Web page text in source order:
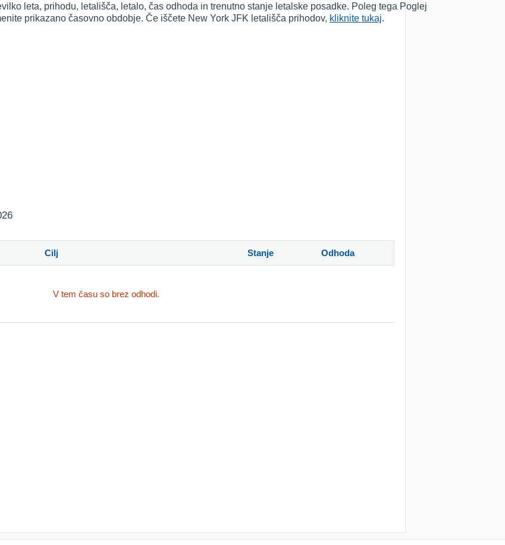
leta, prihodu, letališča, letalo, čas odhoda in trenutno stanje letalske posadke. Poleg tega Poglej
prikazano časovno obdobje. Če iščete New York JFK letališča prihodov, kliknite tukaj.
Cilj Stanje Odhoda
V tem času so brez odhodi.